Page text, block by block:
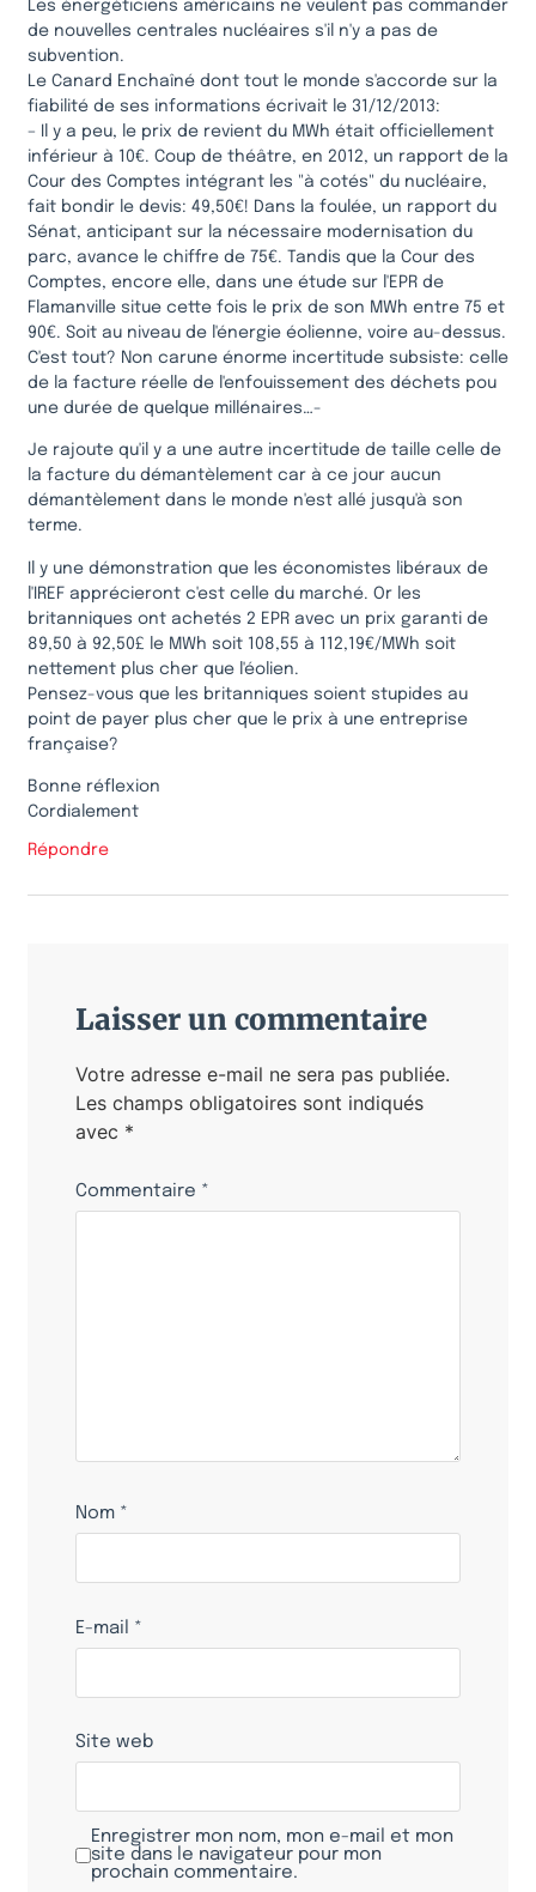
Les énergéticiens américains ne veulent pas commander
de nouvelles centrales nucléaires s'il n'y a pas de
subvention.
Le Canard Enchaîné dont tout le monde s'accorde sur la
fiabilité de ses informations écrivait le 31/12/2013:
– Il y a peu, le prix de revient du MWh était officiellement
inférieur à 10€. Coup de théâtre, en 2012, un rapport de la
Cour des Comptes intégrant les "à cotés" du nucléaire,
fait bondir le devis: 49,50€! Dans la foulée, un rapport du
Sénat, anticipant sur la nécessaire modernisation du
parc, avance le chiffre de 75€. Tandis que la Cour des
Comptes, encore elle, dans une étude sur l'EPR de
Flamanville situe cette fois le prix de son MWh entre 75 et
90€. Soit au niveau de l'énergie éolienne, voire au-dessus.
C'est tout? Non carune énorme incertitude subsiste: celle
de la facture réelle de l'enfouissement des déchets pou
une durée de quelque millénaires…-
Je rajoute qu'il y a une autre incertitude de taille celle de
la facture du démantèlement car à ce jour aucun
démantèlement dans le monde n'est allé jusqu'à son
terme.
Il y une démonstration que les économistes libéraux de
l'IREF apprécieront c'est celle du marché. Or les
britanniques ont achetés 2 EPR avec un prix garanti de
89,50 à 92,50£ le MWh soit 108,55 à 112,19€/MWh soit
nettement plus cher que l'éolien.
Pensez-vous que les britanniques soient stupides au
point de payer plus cher que le prix à une entreprise
française?
Bonne réflexion
Cordialement
Répondre
Laisser un commentaire
Votre adresse e-mail ne sera pas publiée.
Les champs obligatoires sont indiqués
avec *
Commentaire *
Nom *
E-mail *
Site web
Enregistrer mon nom, mon e-mail et mon
site dans le navigateur pour mon
prochain commentaire.